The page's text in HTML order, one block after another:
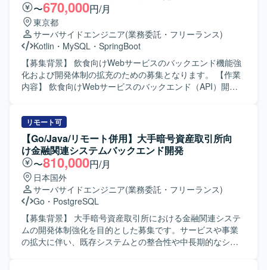
監視などを一貫してご対応いただきます。 【求める人物
像】 中長期の視野を持ち、仕組みで課題解決を図る思考を
お持ちの方を求めております。個人よりもチーム成果を重
視し、主体的にコミュニケーションを取りながら能動的に
プロジェクトを推進できる方、事業会社人格で動ける方を
歓迎いたします。 【ポジションの魅力】 SREとバックエン
ド開発の両面からプロダクト全体に関与でき、技術選定や
ガイドライン策定など上流からサービス運用まで幅広い領
ら、サービスの信頼性向上に直接貢献できる環境です。
【開発環境】 サーバサイド：Kotlin/Java, SpringBoot, DGS
framework(GraphQL), Kotest, spock(groovy), LocalStack,
Playwright など フロントエンド：React, Apollo, TypeScript,
Knockout, webpack, Storybook, Jest など モバイルアプ
リ：SwiftUI, MagicPod など クラウドサービス：
AWS（fargate, rds, sqs, redshift など）、GCP（firebase,
bigquery など）、CI/CD：GitHub Actions、Docker,
SendGrid, Datadog, Sentry など デザイン：Figma など コ
ミュニケーション他：GitHub Enterprise Cloud, Notion,
Slack, Google Meet, Zoom, Discord など
〜670,000円/月
東京都
サーバサイドエンジニア(業務委託・フリーランス)
Kotlin ・ MySQL ・ SpringBoot
【募集背景】 飲食向けWebサービスのバックエンド機能強
化および開発体制の拡充のための募集となります。 【作業
内容】 飲食向けWebサービスのバックエンド（API）開発
スト・運用や、MySQLでのデータベーステーブル設計を行
います。フロントエンドエンジニアやディレクターとの連
携のもと、スクラムベースで開発を推進し、プロセス改善
にも取り組んでいただきます。Claude Codeなどの生成AIツ
ールを活用した開発効率化や品質向上もお任せいたしま
す。 【求める人物像】 バックエンド開発やAPI設計に主体
的に取り組み、スクラム開発においてチームメンバーと円
滑にコミュニケーションが取れる方を求めております。新
しい技術や生成AIツールの活用に前向きで、自ら積極的に
情報をキャッチアップしながら課題解決やプロセス改善を
進めていただける方が望ましいです。 【ポジションの魅
リモート可
【Go/Java/リモート併用】大手暗号資産取引所向
け金融関連システムバックエンド開発
〜810,000円/月
日本国外
サーバサイドエンジニア(業務委託・フリーランス)
Go ・ PostgreSQL
【募集背景】 大手暗号資産取引所における金融関連システ
ムの開発体制強化を目的とした募集です。サービスや事業
の拡大に伴い、既存システムとの整合性や中長期的なシス